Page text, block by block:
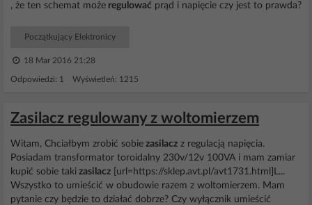
, że ten schemat może regulować prąd i napięcie czy jest to prawda?
Początkujący Elektronicy
18 Mar 2016 21:28
Odpowiedzi: 1 Wyświetleń: 1215
Zasilacz regulowany z woltomierzem
Witam, Chciałbym zrobić sobie zasilacz z regulacją napięcia.
Posiadam transformator toroidalny 230v/12v 100VA i mam zamiar
kupić sobie taki zasilacz [url=https://sklep.avt.pl/avt1731.html]L...
Wszystko to umieścić w obudowie razem z woltomierzem. Mam
pytanie czy będzie to działać dobrze? Czy wyłącznik umieścić